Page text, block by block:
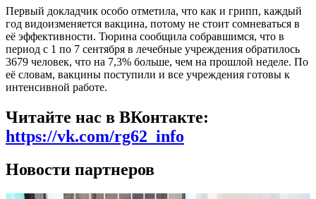
Первый докладчик особо отметила, что как и грипп, каждый
год видоизменяется вакцина, потому не стоит сомневаться в
её эффективности. Тюрина сообщила собравшимся, что в
период с 1 по 7 сентября в лечебные учреждения обратилось
3679 человек, что на 7,3% больше, чем на прошлой неделе. По
её словам, вакцины поступили и все учреждения готовы к
интенсивной работе.
Читайте нас в ВКонтакте:
https://vk.com/rg62_info
Новости партнеров